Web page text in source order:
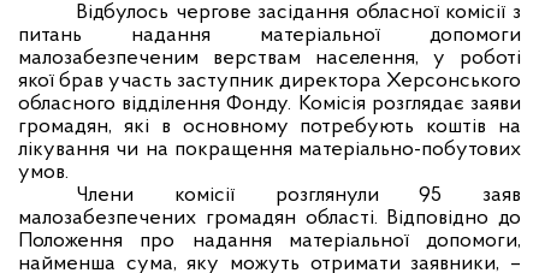
Відбулось чергове засідання обласної комісії з
питань надання матеріальної допомоги
малозабезпеченим верствам населення, у роботі
якої брав участь заступник директора Херсонського
обласного відділення Фонду. Комісія розглядає заяви
громадян, які в основному потребують коштів на
лікування чи на покращення матеріально-побутових
умов.
Члени комісії розглянули 95 заяв
малозабезпечених громадян області. Відповідно до
Положення про надання матеріальної допомоги,
найменша сума, яку можуть отримати заявники, –